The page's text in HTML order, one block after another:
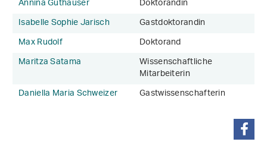
Isabelle Sophie Jarisch
Gastdoktorandin
Max Rudolf
Doktorand
Maritza Satama
Wissenschaftliche
Mitarbeiterin
Daniella Maria Schweizer
Gastwissenschafterin